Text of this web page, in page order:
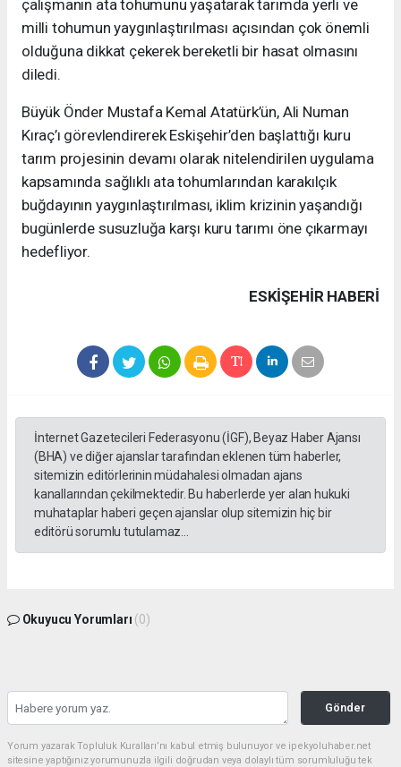
çalışmanın ata tohumunu yaşatarak tarımda yerli ve
milli tohumun yaygınlaştırılması açısından çok önemli
olduğuna dikkat çekerek bereketli bir hasat olmasını
diledi.
Büyük Önder Mustafa Kemal Atatürk’ün, Ali Numan
Kıraç’ı görevlendirerek Eskişehir’den başlattığı kuru
tarım projesinin devamı olarak nitelendirilen uygulama
kapsamında sağlıklı ata tohumlarından karakılçık
buğdayının yaygınlaştırılması, iklim krizinin yaşandığı
bugünlerde susuzluğa karşı kuru tarımı öne çıkarmayı
hedefliyor.
ESKIŞEHIR HABERİ
İnternet Gazetecileri Federasyonu (İGF), Beyaz Haber Ajansı
(BHA) ve diğer ajanslar tarafından eklenen tüm haberler,
sitemizin editörlerinin müdahalesi olmadan ajans
kanallarından çekilmektedir. Bu haberlerde yer alan hukuki
muhataplar haberi geçen ajanslar olup sitemizin hiç bir
editörü sorumlu tutulamaz...
Okuyucu Yorumları (0)
Gönder
Yorum yazarak Topluluk Kuralları’nı kabul etmiş bulunuyor ve ipekyoluhaber.net
sitesine yaptığınız yorumunuzla ilgili doğrudan veya dolaylı tüm sorumluluğu tek